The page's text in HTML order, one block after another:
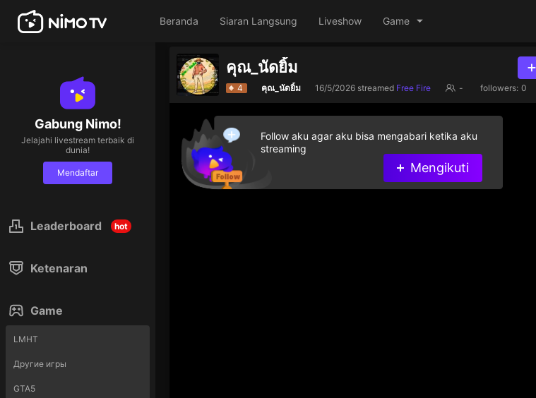
Beranda Siaran Langsung Liveshow Game
Gabung Nimo!
Jelajahi livestream terbaik di
dunia!
Mendaftar
Leaderboard hot
Ketenaran
Game
LMHT
Другие игры
GTA5
คุณ_นัดยิ้ม
4 คุณ_นัดยิ้ม 16/5/2026 streamed Free Fire - followers: 0
Follow aku agar aku bisa mengabari ketika aku
streaming
Mengikuti